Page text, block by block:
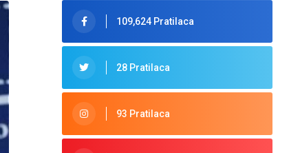
109,624 Pratilaca
28 Pratilaca
93 Pratilaca